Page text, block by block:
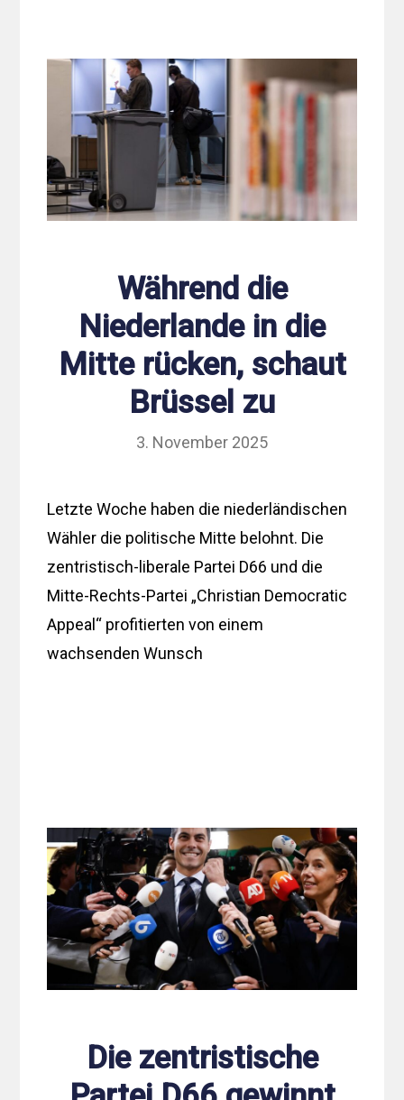
Während die
Niederlande in die
Mitte rücken, schaut
Brüssel zu
3. November 2025
Letzte Woche haben die niederländischen
Wähler die politische Mitte belohnt. Die
zentristisch-liberale Partei D66 und die
Mitte-Rechts-Partei „Christian Democratic
Appeal“ profitierten von einem
wachsenden Wunsch
Die zentristische